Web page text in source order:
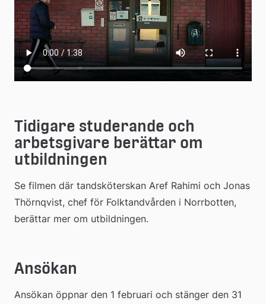
webbplats
Tidigare studerande och
arbetsgivare berättar om
utbildningen
Se filmen där tandsköterskan Aref Rahimi och Jonas
Thörnqvist, chef för Folktandvården i Norrbotten,
berättar mer om utbildningen.
Ansökan
Ansökan öppnar den 1 februari och stänger den 31